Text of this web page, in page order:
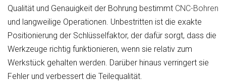
Qualität und Genauigkeit der Bohrung bestimmt CNC-Bohren
und langweilige Operationen. Unbestritten ist die exakte
Positionierung der Schlüsselfaktor, der dafür sorgt, dass die
Werkzeuge richtig funktionieren, wenn sie relativ zum
Werkstück gehalten werden. Darüber hinaus verringert sie
Fehler und verbessert die Teilequalität.